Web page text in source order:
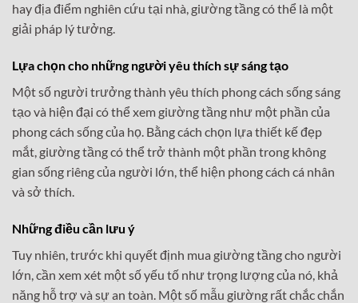
hay địa điểm nghiên cứu tại nhà, giường tầng có thể là một
giải pháp lý tưởng.
Lựa chọn cho những người yêu thích sự sáng tạo
Một số người trưởng thành yêu thích phong cách sống sáng
tạo và hiện đại có thể xem giường tầng như một phần của
phong cách sống của họ. Bằng cách chọn lựa thiết kế đẹp
mắt, giường tầng có thể trở thành một phần trong không
gian sống riêng của người lớn, thể hiện phong cách cá nhân
và sở thích.
Những điều cần lưu ý
Tuy nhiên, trước khi quyết định mua giường tầng cho người
lớn, cần xem xét một số yếu tố như trọng lượng của nó, khả
năng hỗ trợ và sự an toàn. Một số mẫu giường rất chắc chắn